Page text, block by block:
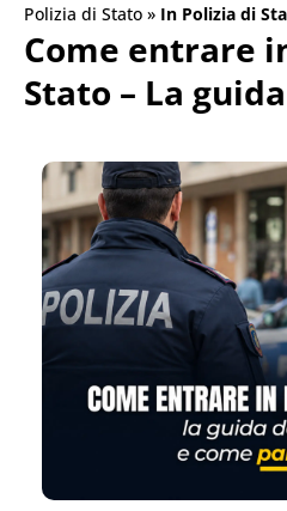
Polizia di Stato » In Polizia di
Come entrare
Stato – La